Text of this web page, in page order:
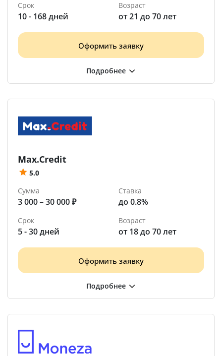
Срок
10 - 168 дней
Возраст
от 21 до 70 лет
Оформить заявку
Max.Credit
5.0
Сумма
3 000 – 30 000 ₽
Ставка
до 0.8%
Срок
5 - 30 дней
Возраст
от 18 до 70 лет
Оформить заявку